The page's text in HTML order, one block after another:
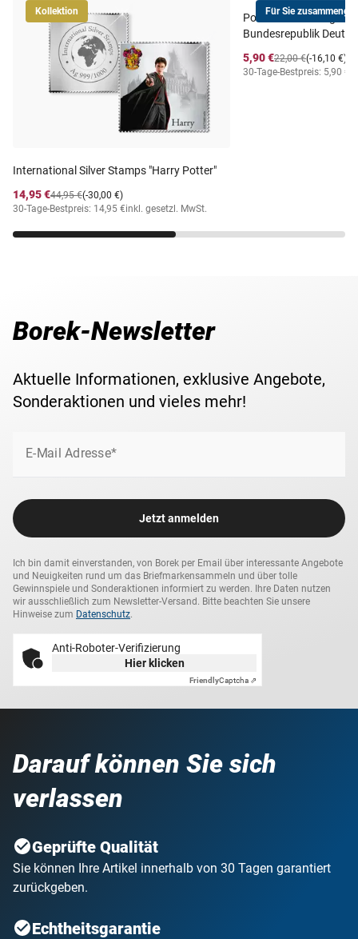
Ausgabeland
Prägequalität /
Erhaltung
gezähnt postfrisch
Kollektion
International Silver Stamps "Harry Potter"
14,95 €
(-30,00 €)
44,95 €
30-Tage-Bestpreis: 14,95 €inkl. gesetzl. MwSt.
Für Sie
Postfrischer Jahrgang
Bundesrepublik
5,90 €
(-16,10 €)
22,00 €
30-Tage-Bestpreis: 5,90 €
Borek-Newsletter
Aktuelle Informationen, exklusive Angebote,
Sonderaktionen und vieles mehr!
E-Mail Adresse*
Jetzt anmelden
Ich bin damit einverstanden, von Borek per Email über interessante Angebote
und Neuigkeiten rund um das Briefmarkensammeln und über tolle
Gewinnspiele und Sonderaktionen informiert zu werden. Ihre Daten nutzen
wir ausschließlich zum Newsletter-Versand. Bitte beachten Sie unsere
Hinweise zum Datenschutz.
Anti-Roboter-Verifizierung
Hier klicken
FriendlyCaptcha ⇗
Darauf können Sie sich
verlassen
Geprüfte Qualität
Sie können Ihre Artikel innerhalb von 30 Tagen garantiert
zurückgeben.
Echtheitsgarantie